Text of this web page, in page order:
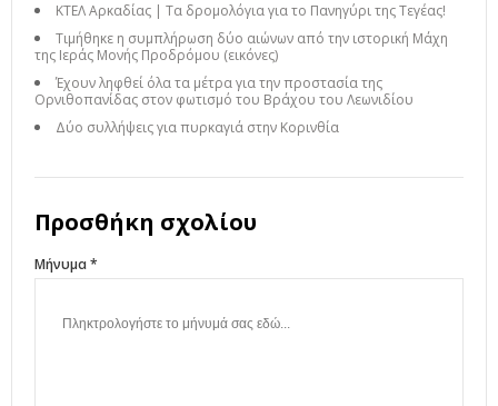
ΚΤΕΛ Αρκαδίας | Τα δρομολόγια για το Πανηγύρι της Τεγέας!
Τιμήθηκε η συμπλήρωση δύο αιώνων από την ιστορική Μάχη
της Ιεράς Μονής Προδρόμου (εικόνες)
Έχουν ληφθεί όλα τα μέτρα για την προστασία της
Ορνιθοπανίδας στον φωτισμό του Βράχου του Λεωνιδίου
Δύο συλλήψεις για πυρκαγιά στην Κορινθία
Προσθήκη σχολίου
Μήνυμα *